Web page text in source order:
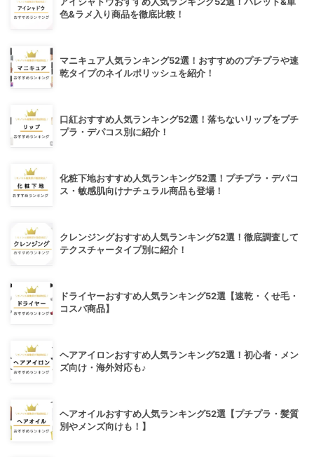
色&ラメ入り商品を徹底比較！
マニキュア人気ランキング52選！おすすめのプチプラや速
乾タイプのネイルポリッシュを紹介！
口紅おすすめ人気ランキング52選！落ちないリップをプチ
プラ・デパコス別に紹介！
化粧下地おすすめ人気ランキング52選！プチプラ・デパコ
ス・敏感肌向けナチュラル商品も登場！
クレンジングおすすめ人気ランキング52選！徹底調査して
テクスチャータイプ別に紹介！
ドライヤーおすすめ人気ランキング52選【速乾・くせ毛・
コスパ商品】
ヘアアイロンおすすめ人気ランキング52選！初心者・メン
ズ向け・海外対応も♪
ヘアオイルおすすめ人気ランキング52選【プチプラ・髪質
別やメンズ向けも！】